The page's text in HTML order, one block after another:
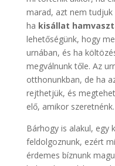
marad, azt nem tudjuk
ha kisállat
lehetőségünk, hogy
urnában, és ha
megválnunk tőle. Az
otthonunkban, de ha
rejthetjük, és
elő, amikor szeretnénk.
Bárhogy is alakul, egy
feldolgoznunk, ezért
érdemes bíznunk